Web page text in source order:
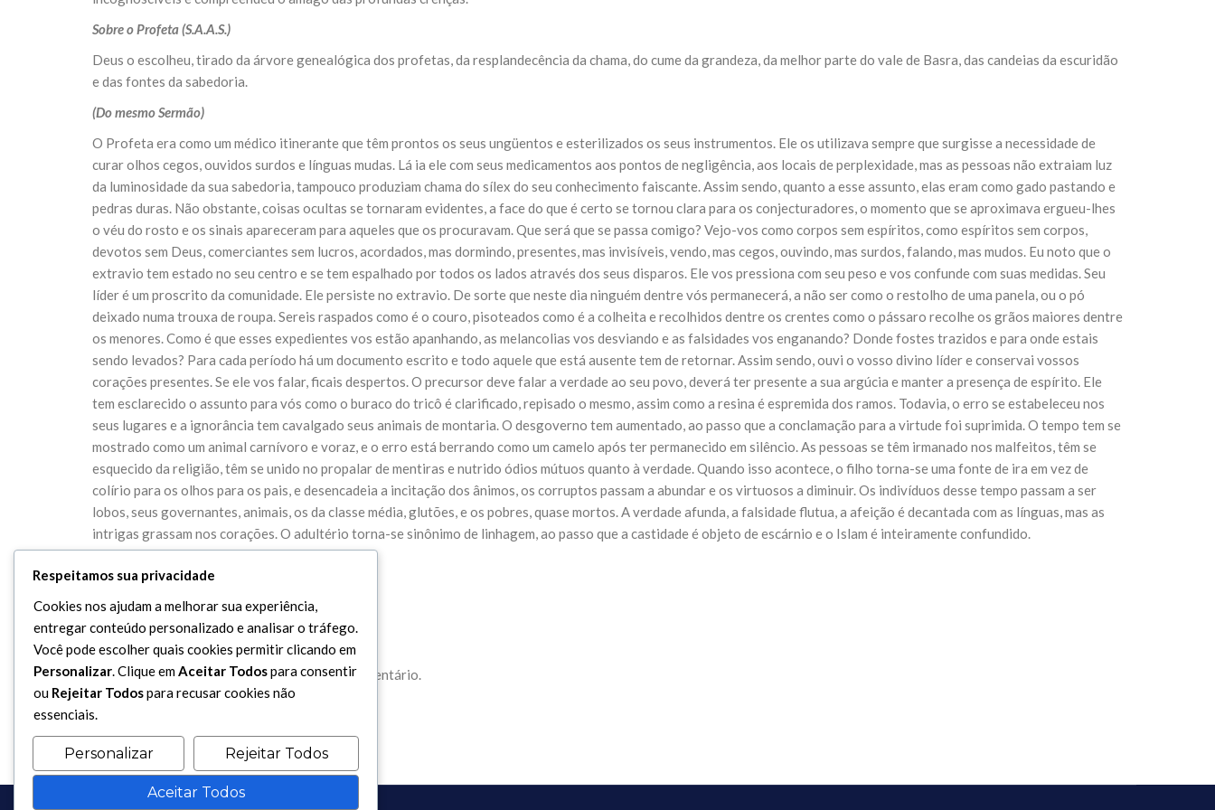
10 DE NOVEMBRO DE 2013
Falecimento do Imam Ali Ibn Al-Hussein (A.S.)
relembramos o martírio do quarto Imam dos muçulmanos, o Imam Ali Ibn Al-
Centro Islâmico no Brasil recebe o ex-ministro das
Relações Exteriores da República Islâmica do Irã
Sobre o Profeta (S.A.A.S.)
Deus o escolheu, tirado da árvore genealógica dos profetas, da resplandecência da chama, do cume da grandeza, da melhor parte do vale de Basra, das candeias da escuridão
e das fontes da sabedoria.
(Do mesmo Sermão)
O Profeta era como um médico itinerante que têm prontos os seus ungüentos e esterilizados os seus instrumentos. Ele os utilizava sempre que surgisse a necessidade de
curar olhos cegos, ouvidos surdos e línguas mudas. Lá ia ele com seus medicamentos aos pontos de negligência, aos locais de perplexidade, mas as pessoas não extraiam luz
da luminosidade da sua sabedoria, tampouco produziam chama do sílex do seu conhecimento faiscante. Assim sendo, quanto a esse assunto, elas eram como gado pastando e
pedras duras. Não obstante, coisas ocultas se tornaram evidentes, a face do que é certo se tornou clara para os conjecturadores, o momento que se aproximava ergueu-lhes
o véu do rosto e os sinais apareceram para aqueles que os procuravam. Que será que se passa comigo? Vejo-vos como corpos sem espíritos, como espíritos sem corpos,
devotos sem Deus, comerciantes sem lucros, acordados, mas dormindo, presentes, mas invisíveis, vendo, mas cegos, ouvindo, mas surdos, falando, mas mudos. Eu noto que o
extravio tem estado no seu centro e se tem espalhado por todos os lados através dos seus disparos. Ele vos pressiona com seu peso e vos confunde com suas medidas. Seu
líder é um proscrito da comunidade. Ele persiste no extravio. De sorte que neste dia ninguém dentre vós permanecerá, a não ser como o restolho de uma panela, ou o pó
deixado numa trouxa de roupa. Sereis raspados como é o couro, pisoteados como é a colheita e recolhidos dentre os crentes como o pássaro recolhe os grãos maiores dentre
os menores. Como é que esses expedientes vos estão apanhando, as melancolias vos desviando e as falsidades vos enganando? Donde fostes trazidos e para onde estais
sendo levados? Para cada período há um documento escrito e todo aquele que está ausente tem de retornar. Assim sendo, ouvi o vosso divino líder e conservai vossos
corações presentes. Se ele vos falar, ficais despertos. O precursor deve falar a verdade ao seu povo, deverá ter presente a sua argúcia e manter a presença de espírito. Ele
tem esclarecido o assunto para vós como o buraco do tricô é clarificado, repisado o mesmo, assim como a resina é espremida dos ramos. Todavia, o erro se estabeleceu nos
seus lugares e a ignorância tem cavalgado seus animais de montaria. O desgoverno tem aumentado, ao passo que a conclamação para a virtude foi suprimida. O tempo tem se
mostrado como um animal carnívoro e voraz, e o erro está berrando como um camelo após ter permanecido em silêncio. As pessoas se têm irmanado nos malfeitos, têm se
esquecido da religião, têm se unido no propalar de mentiras e nutrido ódios mútuos quanto à verdade. Quando isso acontece, o filho torna-se uma fonte de ira em vez de
colírio para os olhos para os pais, e desencadeia a incitação dos ânimos, os corruptos passam a abundar e os virtuosos a diminuir. Os indivíduos desse tempo passam a ser
lobos, seus governantes, animais, os da classe média, glutões, e os pobres, quase mortos. A verdade afunda, a falsidade flutua, a afeição é decantada com as línguas, mas as
intrigas grassam nos corações. O adultério torna-se sinônimo de linhagem, ao passo que a castidade é objeto de escárnio e o Islam é inteiramente confundido.
Leave Your Comment
Você precisa fazer ologinpara publicar um comentário.
Respeitamos sua privacidade
Cookies nos ajudam a melhorar sua experiência,
entregar conteúdo personalizado e analisar o tráfego.
Você pode escolher quais cookies permitir clicando em
Personalizar. Clique emAceitar Todospara consentir
ou Rejeitar Todospara recusar cookies não
essenciais.
Personalizar Rejeitar Todos
Aceitar Todos